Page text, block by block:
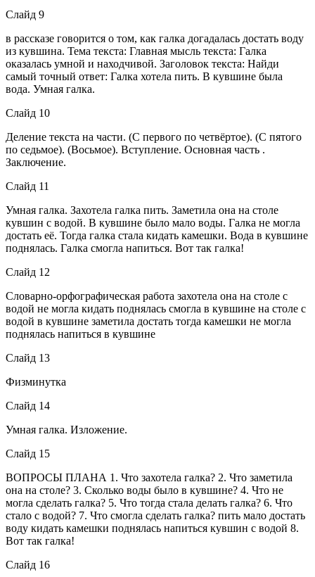
Слайд 9
в рассказе говорится о том, как галка догадалась достать воду
из кувшина. Тема текста: Главная мысль текста: Галка
оказалась умной и находчивой. Заголовок текста: Найди
самый точный ответ: Галка хотела пить. В кувшине была
вода. Умная галка.
Слайд 10
Деление текста на части. (С первого по четвёртое). (С пятого
по седьмое). (Восьмое). Вступление. Основная часть .
Заключение.
Слайд 11
Умная галка. Захотела галка пить. Заметила она на столе
кувшин с водой. В кувшине было мало воды. Галка не могла
достать её. Тогда галка стала кидать камешки. Вода в кувшине
поднялась. Галка смогла напиться. Вот так галка!
Слайд 12
Словарно-орфографическая работа захотела она на столе с
водой не могла кидать поднялась смогла в кувшине на столе с
водой в кувшине заметила достать тогда камешки не могла
поднялась напиться в кувшине
Слайд 13
Физминутка
Слайд 14
Умная галка. Изложение.
Слайд 15
ВОПРОСЫ ПЛАНА 1. Что захотела галка? 2. Что заметила
она на столе? 3. Сколько воды было в кувшине? 4. Что не
могла сделать галка? 5. Что тогда стала делать галка? 6. Что
стало с водой? 7. Что смогла сделать галка? пить мало достать
воду кидать камешки поднялась напиться кувшин с водой 8.
Вот так галка!
Слайд 16